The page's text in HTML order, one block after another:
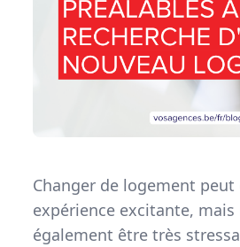
Changer de logement peut
expérience excitante,
également être très